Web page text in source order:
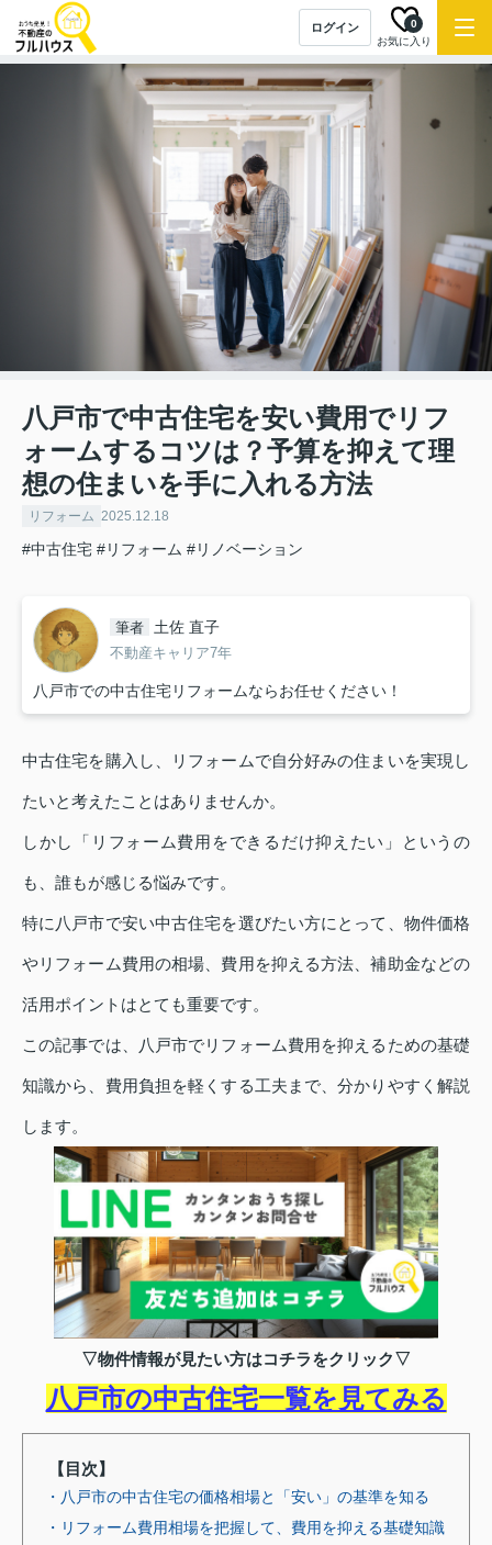
ログイン
お気に入り
0
八戸市で中古住宅を安い費用でリフ
ォームするコツは？予算を抑えて理
想の住まいを手に入れる方法
リフォーム 2025.12.18
#中古住宅 #リフォーム #リノベーション
筆者 土佐 直子
不動産キャリア7年
八戸市での中古住宅リフォームならお任せください！
中古住宅を購入し、リフォームで自分好みの住まいを実現し
たいと考えたことはありませんか。
しかし「リフォーム費用をできるだけ抑えたい」というの
も、誰もが感じる悩みです。
特に八戸市で安い中古住宅を選びたい方にとって、物件価格
やリフォーム費用の相場、費用を抑える方法、補助金などの
活用ポイントはとても重要です。
この記事では、八戸市でリフォーム費用を抑えるための基礎
知識から、費用負担を軽くする工夫まで、分かりやすく解説
します。
▽物件情報が見たい方はコチラをクリック▽
八戸市の中古住宅一覧を見てみる
【目次】
・八戸市の中古住宅の価格相場と「安い」の基準を知る
・リフォーム費用相場を把握して、費用を抑える基礎知識